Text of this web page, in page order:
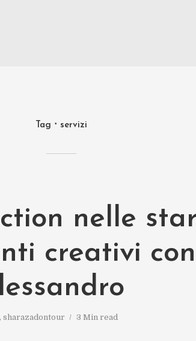
Tag servizi
nelle
creativi con
, sharazadontour 3 Min read